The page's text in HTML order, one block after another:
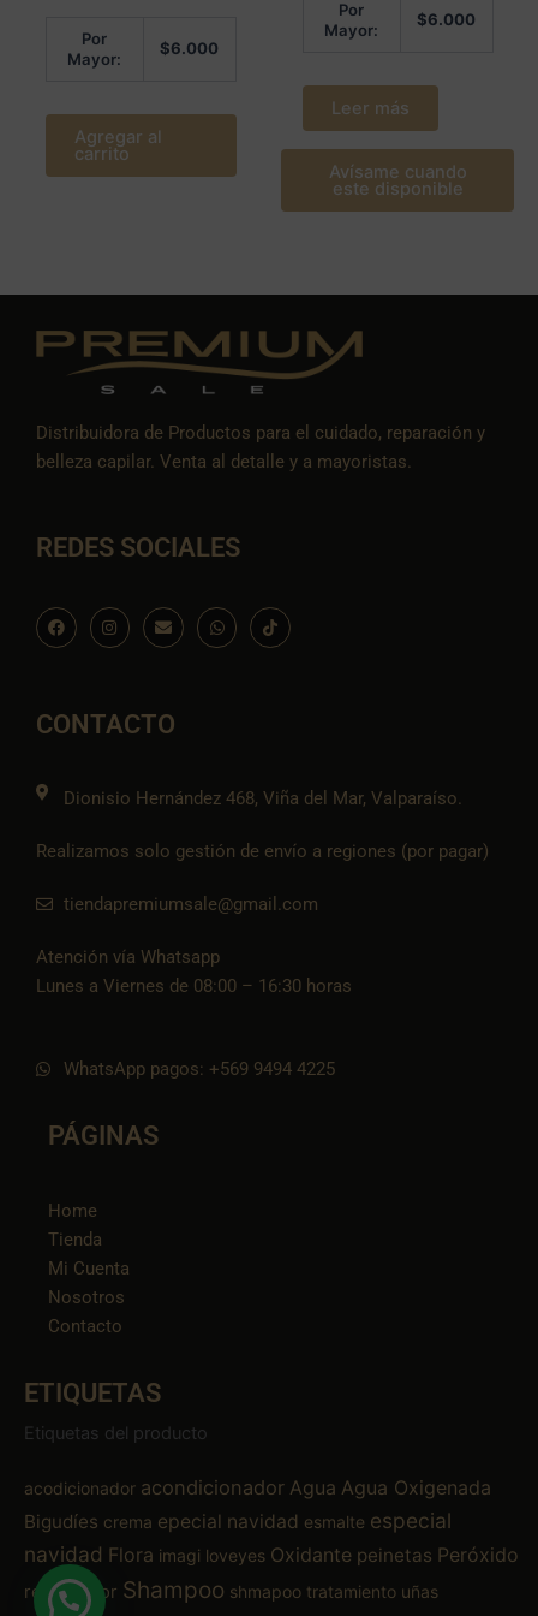
Por
Mayor:
$6.000
Agregar al
carrito
Por
Mayor:
$6.000
Leer más
Avísame cuando
este disponible
Distribuidora de Productos para el cuidado, reparación y
belleza capilar. Venta al detalle y a mayoristas.
REDES SOCIALES
F
a
c
o
k
I
n
s
r
a
E
n
v
p
e
W
h
a
I
c
o
CONTACTO
Dionisio Hernández 468, Viña del Mar, Valparaíso.
Realizamos solo gestión de envío a regiones (por pagar)
tiendapremiumsale@gmail.com
Atención vía Whatsapp
Lunes a Viernes de 08:00 – 16:30 horas
WhatsApp pagos: +569 9494 4225
PÁGINAS
Home
Tienda
Mi Cuenta
Nosotros
Contacto
ETIQUETAS
Etiquetas del producto
acodicionador acondicionador Agua Agua Oxigenada
Bigudíes crema epecial navidad esmalte especial
navidad Flora imagi loveyes Oxidante peinetas Peróxido
removedor Shampoo shmapoo tratamiento uñas